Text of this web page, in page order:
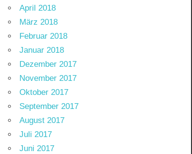
April 2018
März 2018
Februar 2018
Januar 2018
Dezember 2017
November 2017
Oktober 2017
September 2017
August 2017
Juli 2017
Juni 2017